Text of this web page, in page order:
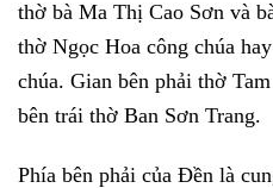
thờ bà Ma Thị Cao Sơn và
thờ Ngọc Hoa công chúa
chúa. Gian bên phải thờ
bên trái thờ Ban Sơn Trang.
Phía bên phải của Đền là